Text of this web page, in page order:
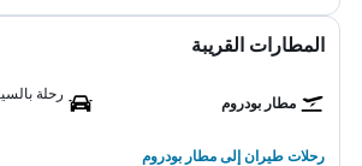
المطارات القريبة
مطار بودروم
رحلة بالسيارة إلى
رحلات طيران إلى مطار بودروم